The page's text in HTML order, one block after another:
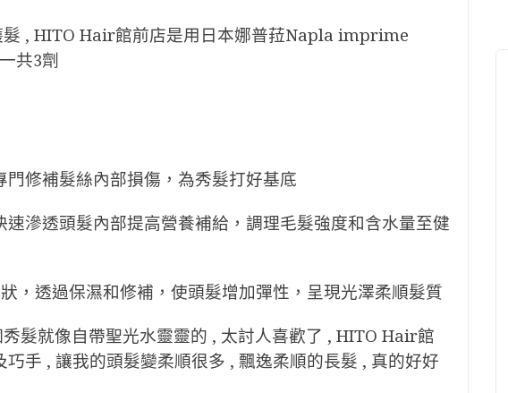
髮 , HITO Hair館前店是用日本娜普菈Napla imprime
共3劑
門修補髮絲內部損傷，為秀髮打好基底
速滲透頭髮內部提高營養補給，調理毛髮強度和含水量至健
，透過保濕和修補，使頭髮增加彈性，呈現光澤柔順髮質
髮就像自帶聖光水靈靈的 , 太討人喜歡了 , HITO Hair館
巧手 , 讓我的頭髮變柔順很多 , 飄逸柔順的長髮 , 真的好好